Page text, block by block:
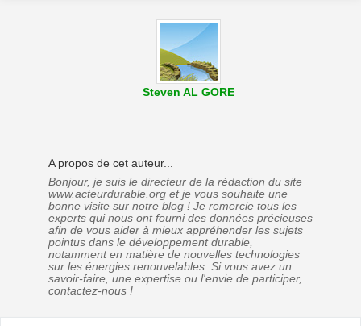
Steven AL GORE
A propos de cet auteur...
Bonjour, je suis le directeur de la rédaction du site
www.acteurdurable.org et je vous souhaite une
bonne visite sur notre blog ! Je remercie tous les
experts qui nous ont fourni des données précieuses
afin de vous aider à mieux appréhender les sujets
pointus dans le développement durable,
notamment en matière de nouvelles technologies
sur les énergies renouvelables. Si vous avez un
savoir-faire, une expertise ou l'envie de participer,
contactez-nous !